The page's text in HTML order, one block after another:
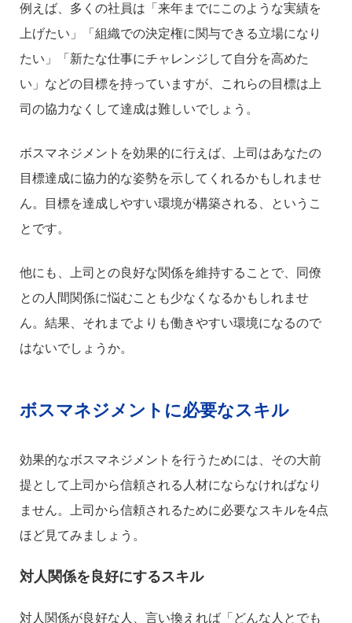
例えば、多くの社員は「来年までにこのような実績を
上げたい」「組織での決定権に関与できる立場になり
たい」「新たな仕事にチャレンジして自分を高めた
い」などの目標を持っていますが、これらの目標は上
司の協力なくして達成は難しいでしょう。
ボスマネジメントを効果的に行えば、上司はあなたの
目標達成に協力的な姿勢を示してくれるかもしれませ
ん。目標を達成しやすい環境が構築される、というこ
とです。
他にも、上司との良好な関係を維持することで、同僚
との人間関係に悩むことも少なくなるかもしれませ
ん。結果、それまでよりも働きやすい環境になるので
はないでしょうか。
ボスマネジメントに必要なスキル
効果的なボスマネジメントを行うためには、その大前
提として上司から信頼される人材にならなければなり
ません。上司から信頼されるために必要なスキルを4点
ほど見てみましょう。
対人関係を良好にするスキル
対人関係が良好な人、言い換えれば「どんな人とでも